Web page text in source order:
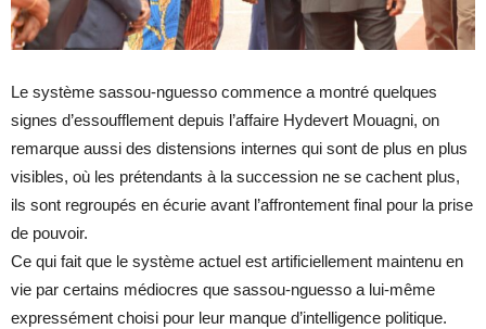
Le système sassou-nguesso commence a montré quelques
signes d’essoufflement depuis l’affaire Hydevert Mouagni, on
remarque aussi des distensions internes qui sont de plus en plus
visibles, où les prétendants à la succession ne se cachent plus,
ils sont regroupés en écurie avant l’affrontement final pour la prise
de pouvoir.
Ce qui fait que le système actuel est artificiellement maintenu en
vie par certains médiocres que sassou-nguesso a lui-même
expressément choisi pour leur manque d’intelligence politique.